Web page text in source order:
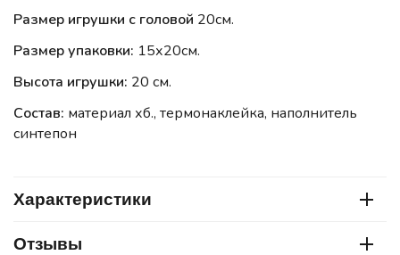
Размер игрушки с головой 20см.
Размер упаковки: 15х20см.
Высота игрушки: 20 см.
Состав: материал хб., термонаклейка, наполнитель
синтепон
Характеристики
Отзывы